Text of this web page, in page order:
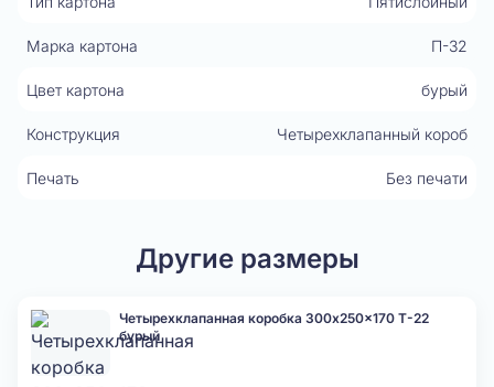
Марка картона П-32
Цвет картона бурый
Конструкция Четырехклапанный короб
Печать Без печати
Другие размеры
Четырехклапанная коробка 300x250x170 Т-22
бурый